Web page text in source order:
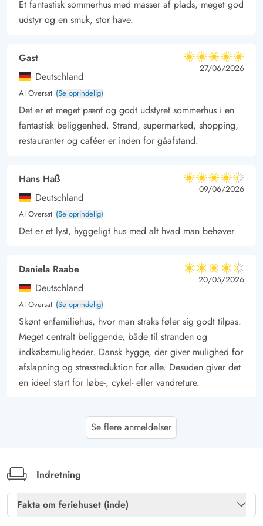
Med Blåvands hyggelige bymidte blot 150 m fra huset, bliver
caféhygge. Her kan I besøge de mange forretninger,
restauranter og is caféer, og ikke mindst det lokale
bolsjekogeri.
Et fantastisk sommerhus med masser af plads, meget god
udstyr og en smuk, stor have.
Gast
Deutschland
AI Oversat (Se oprindelig)
5 ud af 5
5 ud af 5
5 out of 5
27/06/2026
Det er et meget pænt og godt udstyret sommerhus i en
fantastisk beliggenhed. Strand, supermarked, shopping,
restauranter og caféer er inden for gåafstand.
Hans Haß
Deutschland
AI Oversat (Se oprindelig)
4.5 ud af 5
4.5 ud af 5
4.5 out of 5
09/06/2026
Det er et lyst, hyggeligt hus med alt hvad man behøver.
Daniela Raabe
Deutschland
AI Oversat (Se oprindelig)
4.5 ud af 5
4.5 ud af 5
4.5 out of 5
20/05/2026
Skønt enfamiliehus, hvor man straks føler sig godt tilpas.
Meget centralt beliggende, både til stranden og
indkøbsmuligheder. Dansk hygge, der giver mulighed for
afslapning og stressreduktion for alle. Desuden giver det
en ideel start for løbe-, cykel- eller vandreture.
Meget skønt, kærligt indrettet feriehus. Der manglede os
kan ønske sig.
Se flere anmeldelser
Indretning
Fakta om feriehuset (inde)